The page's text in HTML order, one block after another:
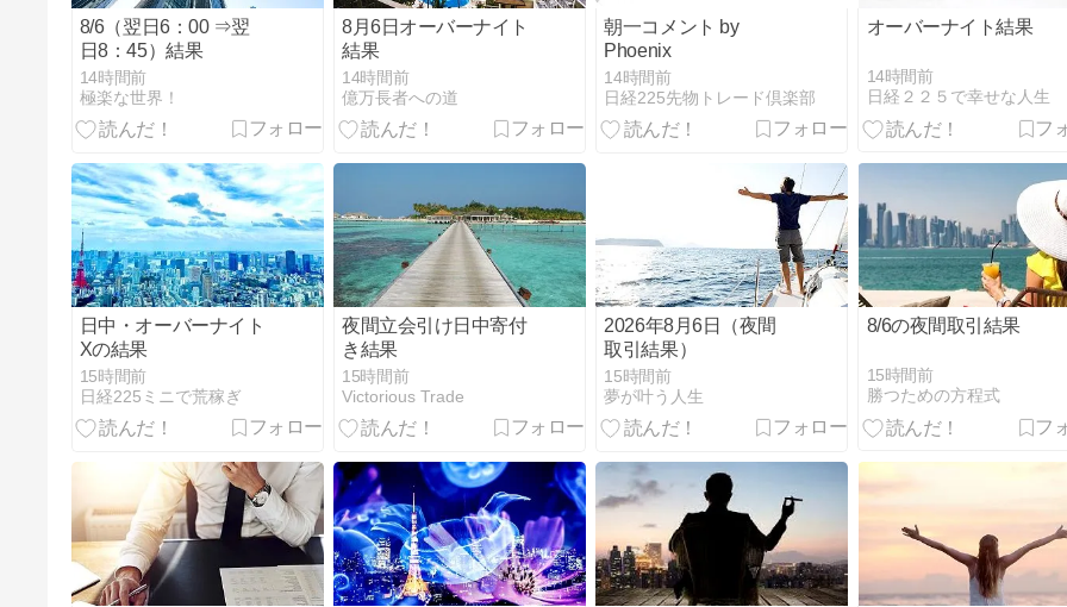
8/6（翌日6：00 ⇒翌
日8：45）結果
14時間前
極楽な世界！
8月6日オーバーナイト
結果
14時間前
億万長者への道
朝一コメント by
Phoenix
14時間前
日経225先物トレード倶楽部
オーバーナイト結果
14時間前
日経２２５で幸せな人生
日中・オーバーナイト
Xの結果
15時間前
日経225ミニで荒稼ぎ
夜間立会引け日中寄付
き結果
15時間前
Victorious Trade
2026年8月6日（夜間
取引結果）
15時間前
夢が叶う人生
8/6の夜間取引結果
15時間前
勝つための方程式